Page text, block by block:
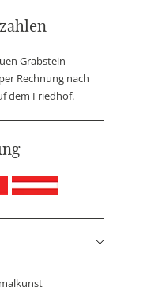
Grabstein
Rechnung nach
dem Friedhof.